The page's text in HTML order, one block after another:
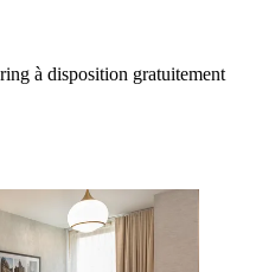
à disposition gratuitement